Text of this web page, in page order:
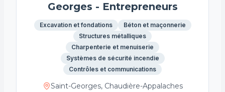
Georges - Entrepreneurs
Excavation et fondations
Béton et maçonnerie
Structures métalliques
Charpenterie et menuiserie
Systèmes de sécurité incendie
Contrôles et communications
Saint-Georges, Chaudière-Appalaches